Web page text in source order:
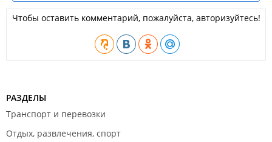
Чтобы оставить комментарий, пожалуйста, авторизуйтесь!
РАЗДЕЛЫ
Транспорт и перевозки
Отдых, развлечения, спорт